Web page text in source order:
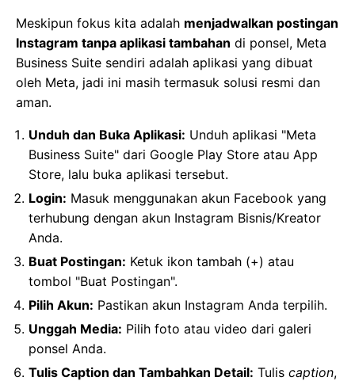
Meskipun fokus kita adalah menjadwalkan postingan
Instagram tanpa aplikasi tambahan di ponsel, Meta
Business Suite sendiri adalah aplikasi yang dibuat
oleh Meta, jadi ini masih termasuk solusi resmi dan
aman.
Unduh dan Buka Aplikasi: Unduh aplikasi "Meta
Business Suite" dari Google Play Store atau App
Store, lalu buka aplikasi tersebut.
Login: Masuk menggunakan akun Facebook yang
terhubung dengan akun Instagram Bisnis/Kreator
Anda.
Buat Postingan: Ketuk ikon tambah (+) atau
tombol "Buat Postingan".
Pilih Akun: Pastikan akun Instagram Anda terpilih.
Unggah Media: Pilih foto atau video dari galeri
ponsel Anda.
Tulis Caption dan Tambahkan Detail: Tulis caption,